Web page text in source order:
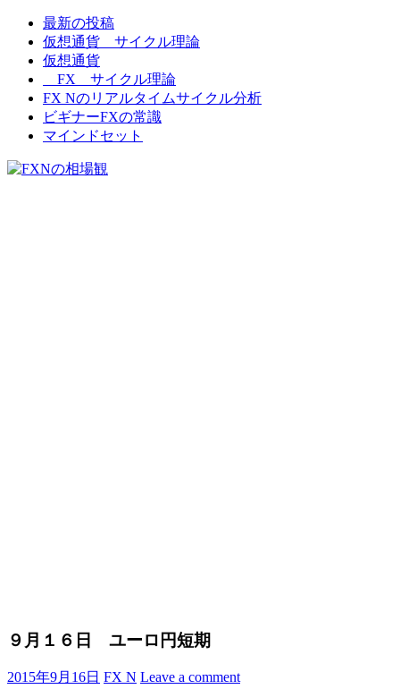
FXNの相場観
最新の投稿
仮想通貨 サイクル理論
仮想通貨
FX サイクル理論
FX Nのリアルタイムサイクル分析
ビギナーFXの常識
マインドセット
９月１６日 ユーロ円短期
2015年9月16日 FX N Leave a comment